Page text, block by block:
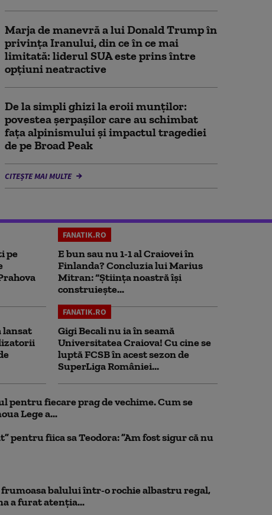
Marja de manevră a lui Donald Trump în
privința Iranului, din ce în ce mai
limitată: liderul SUA este prins între
opțiuni neatractive
De la simpli ghizi la eroii munților:
povestea șerpașilor care au schimbat
fața alpinismului și impactul tragediei
de pe Broad Peak
CITEȘTE MAI MULTE
pe
FANATIK.RO
E bun sau nu 1-1 al Craiovei în
Finlanda? Concluzia lui Marius
Mitran: “Știința noastră își
construiește...
lansat
FANATIK.RO
Gigi Becali nu ia în seamă
Universitatea Craiova! Cu cine se
luptă FCSB în acest sezon de
SuperLiga României...
pentru fiecare prag de vechime. Cum se
Lege a...
pentru fiica sa Teodora: ”Am fost sigur că nu
balului într-o rochie albastru regal,
a furat atenția...